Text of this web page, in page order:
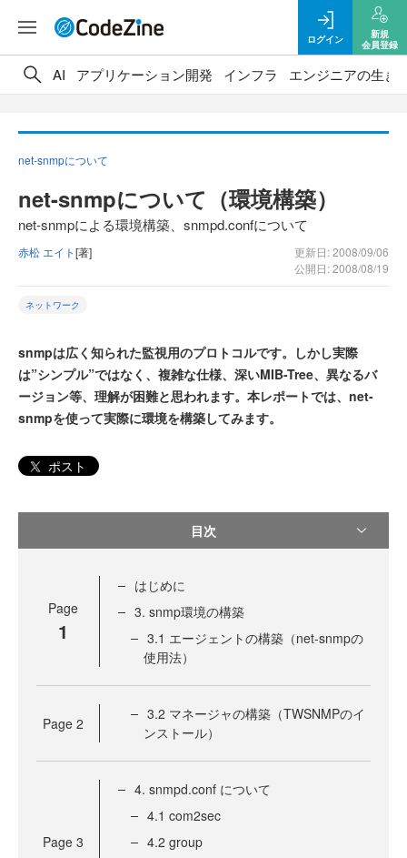
ログイン
新規
会員登録
AI アプリケーション開発 インフラ エンジニアの生き
net-snmpについて
net-snmpについて（環境構築）
net-snmpによる環境構築、snmpd.confについて
赤松 エイト[著]
更新日: 2008/09/06
公開日: 2008/08/19
ネットワーク
snmpは広く知られた監視用のプロトコルです。しかし実際
は”シンプル”ではなく、複雑な仕様、深いMIB-Tree、異なるバ
ージョン等、理解が困難と思われます。本レポートでは、net-
snmpを使って実際に環境を構築してみます。
ポスト
目次
Page
1
はじめに
3. snmp環境の構築
3.1 エージェントの構築（net-snmpの
使用法）
Page 2
3.2 マネージャの構築（TWSNMPのイ
ンストール）
Page 3
4. snmpd.conf について
4.1 com2sec
4.2 group